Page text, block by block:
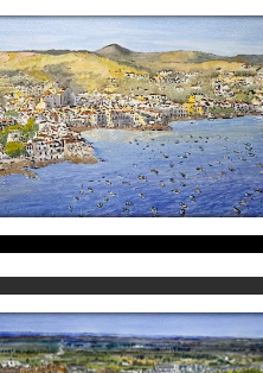
€
UNIVERSITAT